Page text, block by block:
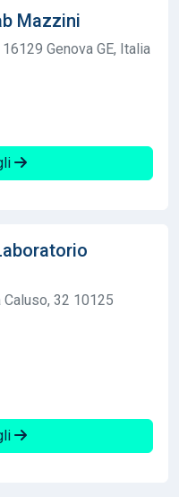
Mazzini
Genova GE, Italia
Caluso, 32 10125